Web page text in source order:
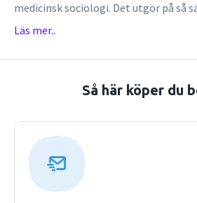
medicinsk sociologi. Det utgör på så
till medicinska ordböcker.
Läs mer..
Så här köper du